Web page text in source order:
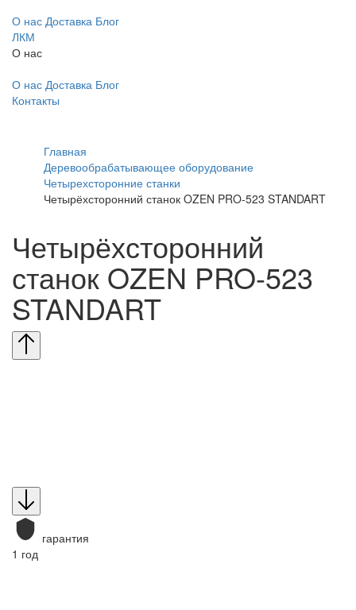
О нас Доставка Блог
ЛКМ
О нас
О нас Доставка Блог
Контакты
Главная
Деревообрабатывающее оборудование
Четырехсторонние станки
Четырёхсторонний станок OZEN PRO-523 STANDART
Четырёхсторонний
станок OZEN PRO-523
STANDART
гарантия
1 год